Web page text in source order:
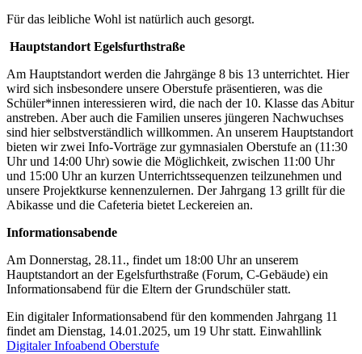
Für das leibliche Wohl ist natürlich auch gesorgt.
Hauptstandort Egelsfurthstraße
Am Hauptstandort werden die Jahrgänge 8 bis 13 unterrichtet. Hier
wird sich insbesondere unsere Oberstufe präsentieren, was die
Schüler*innen interessieren wird, die nach der 10. Klasse das Abitur
anstreben. Aber auch die Familien unseres jüngeren Nachwuchses
sind hier selbstverständlich willkommen. An unserem Hauptstandort
bieten wir zwei Info-Vorträge zur gymnasialen Oberstufe an (11:30
Uhr und 14:00 Uhr) sowie die Möglichkeit, zwischen 11:00 Uhr
und 15:00 Uhr an kurzen Unterrichtssequenzen teilzunehmen und
unsere Projektkurse kennenzulernen. Der Jahrgang 13 grillt für die
Abikasse und die Cafeteria bietet Leckereien an.
Informationsabende
Am Donnerstag, 28.11., findet um 18:00 Uhr an unserem
Hauptstandort an der Egelsfurthstraße (Forum, C-Gebäude) ein
Informationsabend für die Eltern der Grundschüler statt.
Ein digitaler Informationsabend für den kommenden Jahrgang 11
findet am Dienstag, 14.01.2025, um 19 Uhr statt. Einwahllink
Digitaler Infoabend Oberstufe